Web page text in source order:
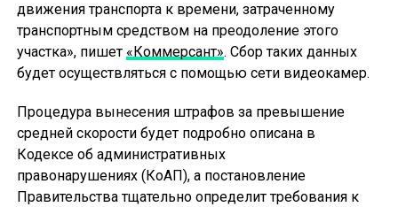
движения транспорта к времени, затраченному
транспортным средством на преодоление этого
участка», пишет «Коммерсант». Сбор таких данных
будет осуществляться с помощью сети видеокамер.
Процедура вынесения штрафов за превышение
средней скорости будет подробно описана в
Кодексе об административных
правонарушениях (КоАП), а постановление
Правительства тщательно определит требования к